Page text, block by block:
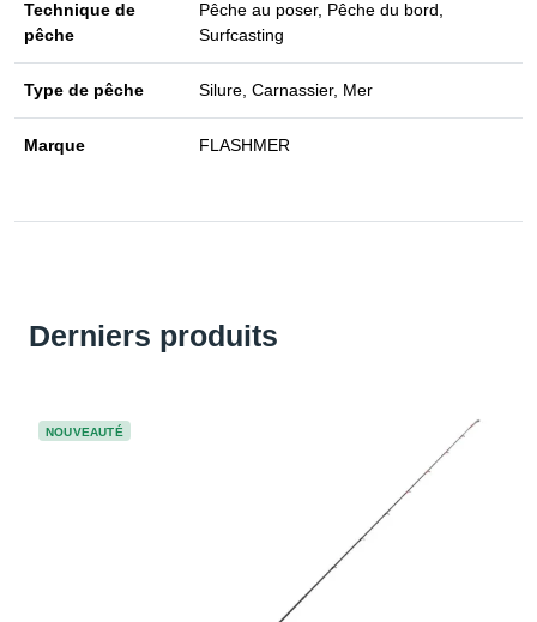
Technique de
pêche
Pêche au poser, Pêche du bord,
Surfcasting
Type de pêche Silure, Carnassier, Mer
Marque FLASHMER
Derniers produits
NOUVEAUTÉ